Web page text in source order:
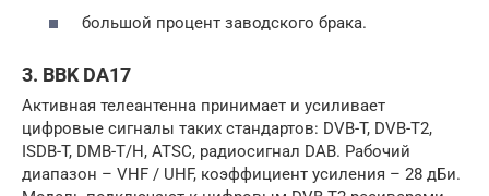
большой процент заводского брака.
3. BBK DA17
Активная телеантенна принимает и усиливает
цифровые сигналы таких стандартов: DVB-T, DVB-T2,
ISDB-T, DMB-T/H, ATSC, радиосигнал DAB. Рабочий
диапазон – VHF / UHF, коэффициент усиления – 28 дБи.